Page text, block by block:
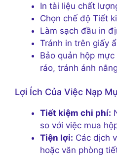
In tài liệu chất
Chọn chế độ Tiết
Làm sạch đầu in
Tránh in trên giấy
Bảo quản hộp
ráo, tránh ánh
Lợi Ích Của Việc Nạp
Tiết kiệm chi phí:
so với việc mua
Tiện lợi: Các dịch
hoặc văn phòng